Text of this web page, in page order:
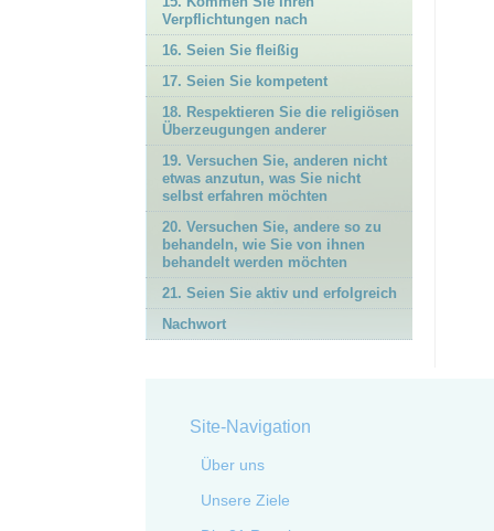
Verpflichtungen nach
16. Seien Sie fleißig
17. Seien Sie kompetent
18. Respektieren Sie die religiösen
Überzeugungen anderer
19. Versuchen Sie, anderen nicht
etwas anzutun, was Sie nicht
selbst erfahren möchten
20. Versuchen Sie, andere so zu
behandeln, wie Sie von ihnen
behandelt werden möchten
21. Seien Sie aktiv und erfolgreich
Nachwort
Site-Navigation
Über uns
Unsere Ziele